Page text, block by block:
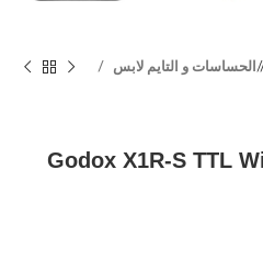
الحساسات و التايم لابس
Godox X1R-S TTL